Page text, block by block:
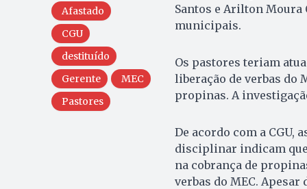
Afastado
CGU
destituído
Gerente
MEC
Pastores
Santos e Arilton Moura
municipais.
Os pastores teriam
liberação de verbas do
propinas. A
De acordo com a
disciplinar indicam que
na cobrança de
verbas do MEC.